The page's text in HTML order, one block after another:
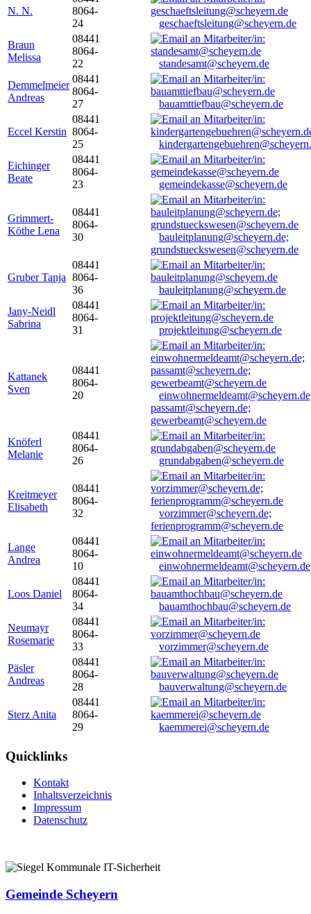
N. N.
8064-
24
geschaeftsleitung@scheyern.de
Braun
Melissa
08441
8064-
22
standesamt@scheyern.de
Demmelmeier
Andreas
08441
8064-
27
bauamttiefbau@scheyern.de
Eccel Kerstin
08441
8064-
25
Eichinger
Beate
08441
8064-
23
gemeindekasse@scheyern.de
Grimmert-
Köthe Lena
08441
8064-
30
bauleitplanung@scheyern.de;
grundstueckswesen@scheyern.de
Gruber Tanja
08441
8064-
36
bauleitplanung@scheyern.de
Jany-Neidl
Sabrina
08441
8064-
31
projektleitung@scheyern.de
Kattanek
Sven
08441
8064-
20
passamt@scheyern.de;
gewerbeamt@scheyern.de
Knöferl
Melanie
08441
8064-
26
grundabgaben@scheyern.de
Kreitmeyer
Elisabeth
08441
8064-
32
vorzimmer@scheyern.de;
ferienprogramm@scheyern.de
Lange
Andrea
08441
8064-
10
einwohnermeldeamt@scheyern.de
Loos Daniel
08441
8064-
34
bauamthochbau@scheyern.de
Neumayr
Rosemarie
08441
8064-
33
vorzimmer@scheyern.de
Päsler
Andreas
08441
8064-
28
bauverwaltung@scheyern.de
Sterz Anita
08441
8064-
29
kaemmerei@scheyern.de
Quicklinks
Kontakt
Inhaltsverzeichnis
Impressum
Datenschutz
Gemeinde Scheyern